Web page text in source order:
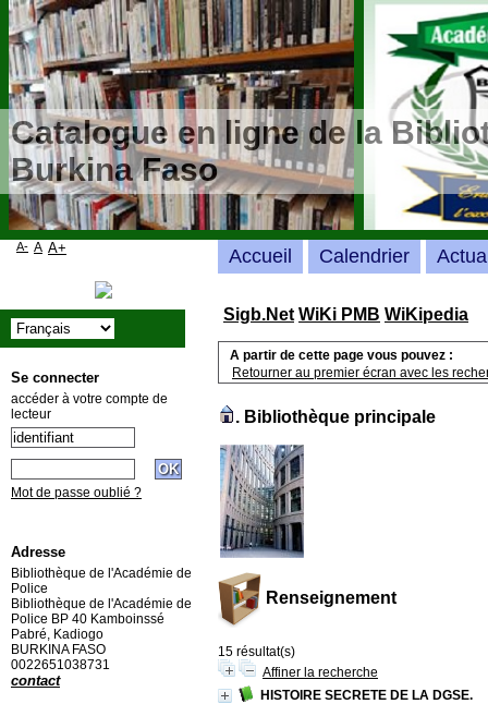
Catalogue en ligne de la
Burkina Faso
Sigb.Net WiKi PMB WiKipedia
A partir de cette page vous pouvez :
Retourner au premier écran avec les
. Bibliothèque principale
Renseignement
15 résultat(s)
Affiner la recherche
HISTOIRE SECRETE DE LA DGSE.
Accueil Calendrier
A- A A+
Se connecter
accéder à votre compte de
lecteur
Mot de passe oublié ?
Adresse
Bibliothèque de l'Académie de
Police
Bibliothèque de l'Académie de
Police BP 40 Kamboinssé
Pabré, Kadiogo
BURKINA FASO
0022651038731
contact